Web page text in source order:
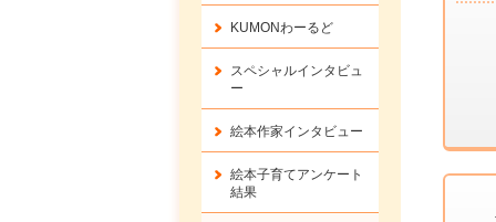
KUMONわーるど
スペシャルインタビュ
ー
絵本作家インタビュー
絵本子育てアンケート
結果